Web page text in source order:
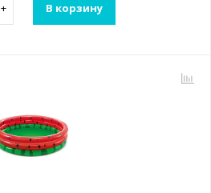
+ В корзину